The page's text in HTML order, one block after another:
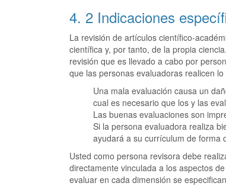
4. 2 Indicaciones
La revisión de artículos científico-
científica y, por tanto, de la propia
revisión que es llevado a cabo por
que las personas evaluadoras realicen
Una mala evaluación causa un
cual es necesario que los y las
Las buenas evaluaciones son
Si la persona evaluadora realiza
ayudará a su currículum de forma
Usted como persona revisora debe
directamente vinculada a los aspectos
evaluar en cada dimensión se